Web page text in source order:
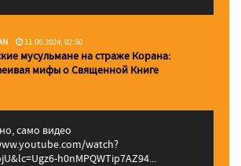
11.06.2024, 02:50
мусульмане на страже Корана:
мифы о Священной Книге
само видео
watch?
h0nMPQWTip7AZ94...